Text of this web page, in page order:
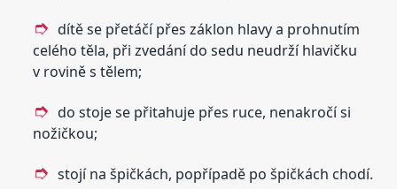
dítě se přetáčí přes záklon hlavy a prohnutím
celého těla, při zvedání do sedu neudrží hlavičku
v rovině s tělem;
do stoje se přitahuje přes ruce, nenakročí si
nožičkou;
stojí na špičkách, popřípadě po špičkách chodí.